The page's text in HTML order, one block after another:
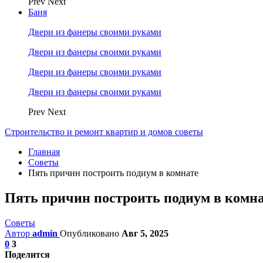
Баня
Двери из фанеры своими руками
Двери из фанеры своими руками
Двери из фанеры своими руками
Двери из фанеры своими руками
Prev Next
Строительство и ремонт квартир и домов советы
Главная
Советы
Пять причин построить подиум в комнате
Пять причин построить подиум в
Советы
Автор admin Опубликовано Авг 5, 2025
0 3
Поделится